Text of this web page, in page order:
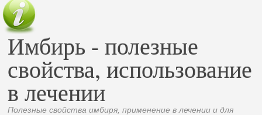
Имбирь - полезные
свойства, использование
в лечении
Полезные свойства имбиря, применение в лечении и для